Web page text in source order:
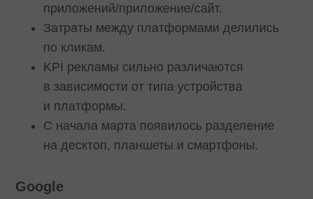
приложений/приложение/сайт.
Затраты между платформами делились
по кликам.
KPI рекламы сильно различаются
в зависимости от типа устройства
и платформы.
С начала марта появилось разделение
на десктоп, планшеты и смартфоны.
Google